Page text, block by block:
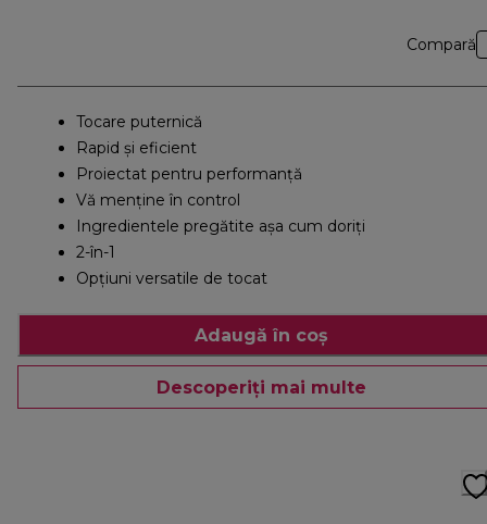
Compară
Tocare puternică
Rapid şi eficient
Proiectat pentru performanţă
Vă menține în control
Ingredientele pregătite așa cum doriți
2-în-1
Opţiuni versatile de tocat
Adaugă în coș
Descoperiți mai multe